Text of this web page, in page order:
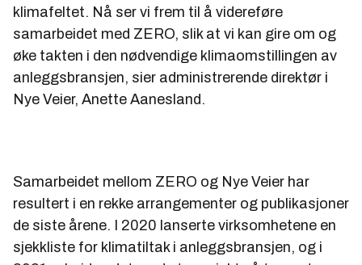
klimafeltet. Nå ser vi frem til å videreføre
samarbeidet med ZERO, slik at vi kan gire om og
øke takten i den nødvendige klimaomstillingen av
anleggsbransjen, sier administrerende direktør i
Nye Veier, Anette Aanesland.
Samarbeidet mellom ZERO og Nye Veier har
resultert i en rekke arrangementer og publikasjoner
de siste årene. I 2020 lanserte virksomhetene en
sjekkliste for klimatiltak i anleggsbransjen, og i